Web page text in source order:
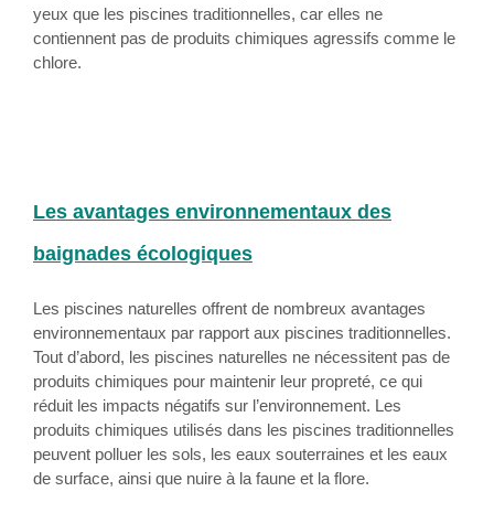
yeux que les piscines traditionnelles, car elles ne
contiennent pas de produits chimiques agressifs comme le
chlore.
Les avantages environnementaux des
baignades écologiques
Les piscines naturelles offrent de nombreux avantages
environnementaux par rapport aux piscines traditionnelles.
Tout d’abord, les piscines naturelles ne nécessitent pas de
produits chimiques pour maintenir leur propreté, ce qui
réduit les impacts négatifs sur l’environnement. Les
produits chimiques utilisés dans les piscines traditionnelles
peuvent polluer les sols, les eaux souterraines et les eaux
de surface, ainsi que nuire à la faune et la flore.